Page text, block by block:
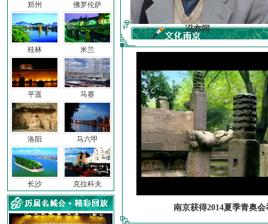
郑州
桂林
平遥
洛阳
长沙
佛罗伦萨
米兰
马赛
马六甲
克拉科夫
车前子 冯亦同
南京获得2014夏季青奥会